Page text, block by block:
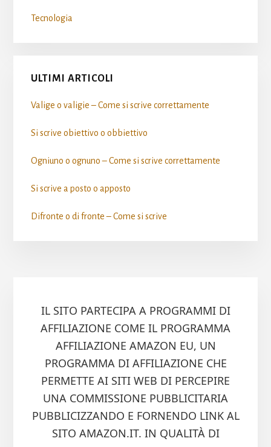
Tecnologia
ULTIMI ARTICOLI
Valige o valigie – Come si scrive​ correttamente
Si scrive obiettivo o obbiettivo​
Ogniuno o ognuno – Come si scrive​ correttamente
Si scrive a posto o apposto​
Difronte o di fronte – Come si scrive​
IL SITO PARTECIPA A PROGRAMMI DI
AFFILIAZIONE COME IL PROGRAMMA
AFFILIAZIONE AMAZON EU, UN
PROGRAMMA DI AFFILIAZIONE CHE
PERMETTE AI SITI WEB DI PERCEPIRE
UNA COMMISSIONE PUBBLICITARIA
PUBBLICIZZANDO E FORNENDO LINK AL
SITO AMAZON.IT. IN QUALITÀ DI